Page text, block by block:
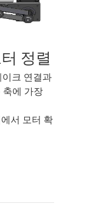
정렬
크 연결과
축에 가장
서 모터 확